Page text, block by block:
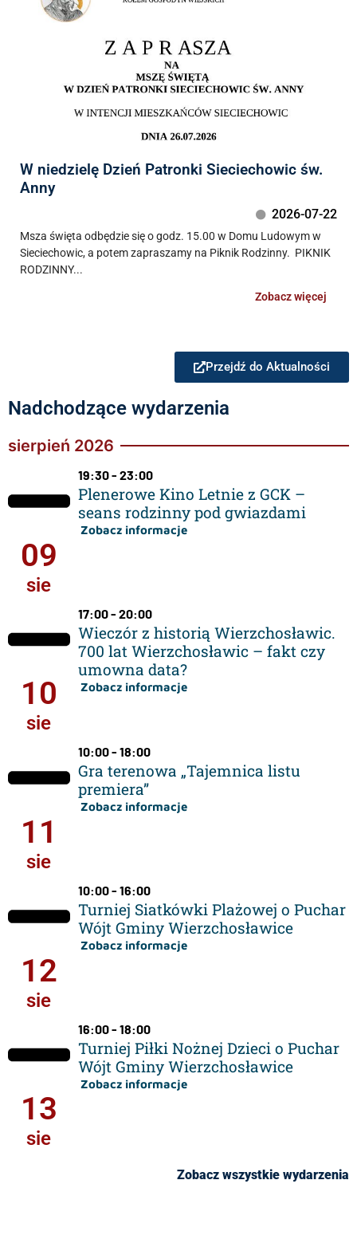
W niedzielę Dzień Patronki Sieciechowic św.
Anny
2026-07-22
Msza święta odbędzie się o godz. 15.00 w Domu Ludowym w
Sieciechowic, a potem zapraszamy na Piknik Rodzinny. PIKNIK
RODZINNY...
Zobacz więcej
Przejdź do Aktualności
Nadchodzące wydarzenia
sierpień 2026
09
sie
19:30 - 23:00
Plenerowe Kino Letnie z GCK –
seans rodzinny pod gwiazdami
Zobacz informacje
10
sie
17:00 - 20:00
Wieczór z historią Wierzchosławic.
700 lat Wierzchosławic – fakt czy
umowna data?
Zobacz informacje
11
sie
10:00 - 18:00
Gra terenowa „Tajemnica listu
premiera”
Zobacz informacje
12
sie
10:00 - 16:00
Turniej Siatkówki Plażowej o Puchar
Wójt Gminy Wierzchosławice
Zobacz informacje
13
sie
16:00 - 18:00
Turniej Piłki Nożnej Dzieci o Puchar
Wójt Gminy Wierzchosławice
Zobacz informacje
Zobacz wszystkie wydarzenia